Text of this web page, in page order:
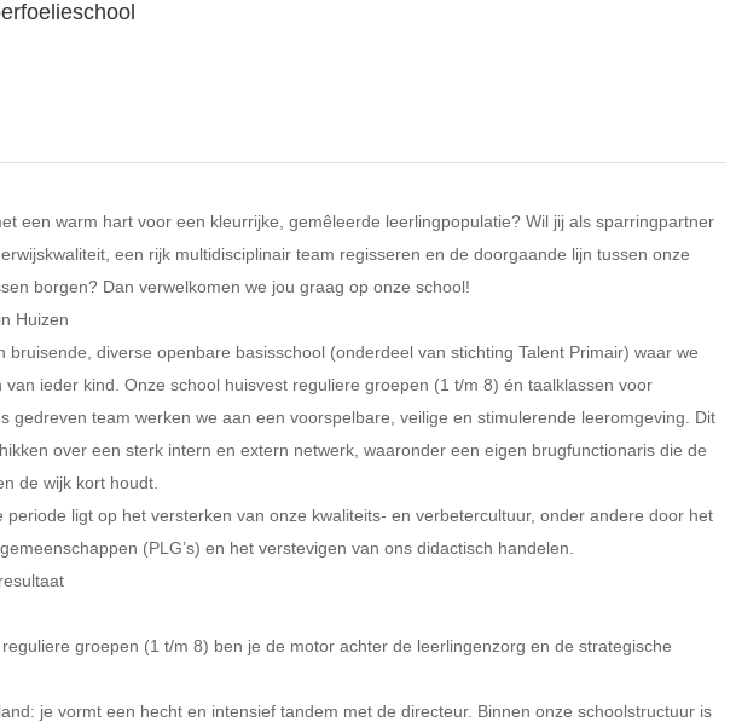
een warm hart voor een kleurrijke, gemêleerde leerlingpopulatie? Wil jij als sparringpartner
een rijk multidisciplinair team regisseren en de doorgaande lijn tussen onze
borgen? Dan verwelkomen we jou graag op onze school!
Huizen
bruisende, diverse openbare basisschool (onderdeel van stichting Talent Primair) waar we
ieder kind. Onze school huisvest reguliere groepen (1 t/m 8) én taalklassen voor
gedreven team werken we aan een voorspelbare, veilige en stimulerende leeromgeving. Dit
over een sterk intern en extern netwerk, waaronder een eigen brugfunctionaris die de
de wijk kort houdt.
periode ligt op het versterken van onze kwaliteits- en verbetercultuur, onder andere door het
(PLG’s) en het verstevigen van ons didactisch handelen.
groepen (1 t/m 8) ben je de motor achter de leerlingenzorg en de strategische
je vormt een hecht en intensief tandem met de directeur. Binnen onze schoolstructuur is